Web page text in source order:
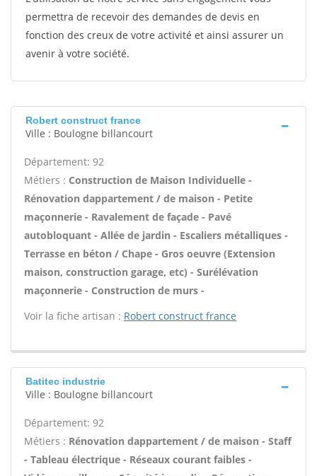
permettra de recevoir des demandes de devis en
fonction des creux de votre activité et ainsi assurer un
avenir à votre société.
Robert construct france
Ville : Boulogne billancourt
Département: 92
Métiers : Construction de Maison Individuelle -
Rénovation dappartement / de maison - Petite
maçonnerie - Ravalement de façade - Pavé
autobloquant - Allée de jardin - Escaliers métalliques -
Terrasse en béton / Chape - Gros oeuvre (Extension
maison, construction garage, etc) - Surélévation
maçonnerie - Construction de murs -
Voir la fiche artisan : Robert construct france
Batitec industrie
Ville : Boulogne billancourt
Département: 92
Métiers : Rénovation dappartement / de maison - Staff
- Tableau électrique - Réseaux courant faibles -